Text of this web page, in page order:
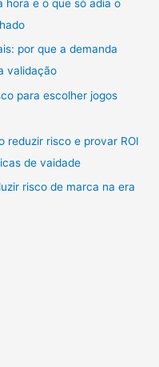
hora e o que só adia o
por que a demanda
validação
para escolher jogos
reduzir risco e provar ROI
de vaidade
risco de marca na era